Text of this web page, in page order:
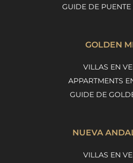
GUIDE DE
GOLDEN
VILLAS EN
APPARTMENTS
GUIDE DE
NUEVA
VILLAS EN